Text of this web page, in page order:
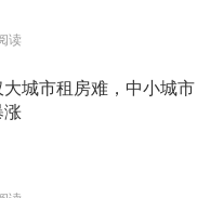
读
城市租房难，中小城市
涨